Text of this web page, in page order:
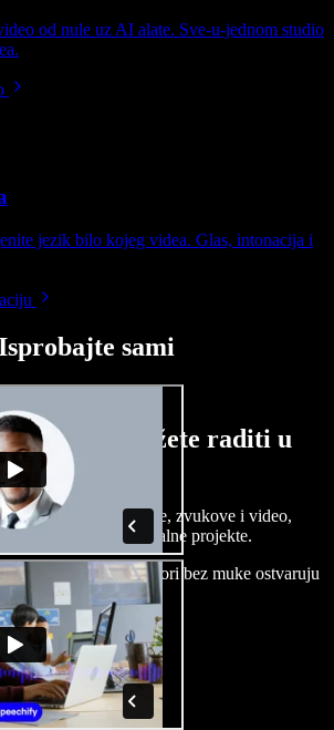
od nule uz AI alate. Sve-u-jednom studio
jezik bilo kojeg videa. Glas, intonacija i
sami
što možete raditi u
dodajte besplatne slike, zvukove i video,
sjajne audio-vizualne projekte.
u pregledniku, autori bez muke ostvaruju